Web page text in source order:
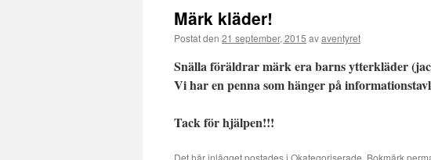
Märk kläder!
Postat den 21 september, 2015 avaventyret
Snälla föräldrar märk era barns ytterkläder
Vi har en penna som hänger på
Tack för hjälpen!!!
Det här inlägget postades i Okategoriserade. Bokmärk